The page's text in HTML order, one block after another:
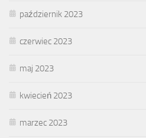
październik 2023
czerwiec 2023
maj 2023
kwiecień 2023
marzec 2023